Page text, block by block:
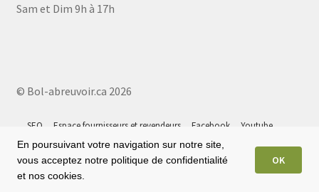
Sam et Dim 9h à 17h
© Bol-abreuvoir.ca 2026
SEO Espace fournisseurs et revendeurs Facebook
Youtube
Instagram
Tiktok Google 5⭐ Plan du site
En poursuivant votre navigation sur notre site,
vous acceptez notre politique de confidentialité
et nos cookies.
OK